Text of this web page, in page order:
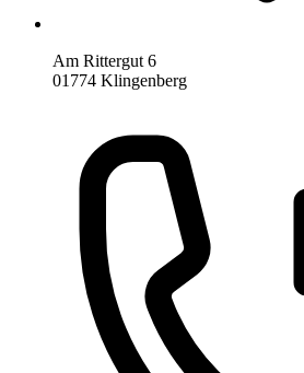
Am Rittergut 6
01774 Klingenberg